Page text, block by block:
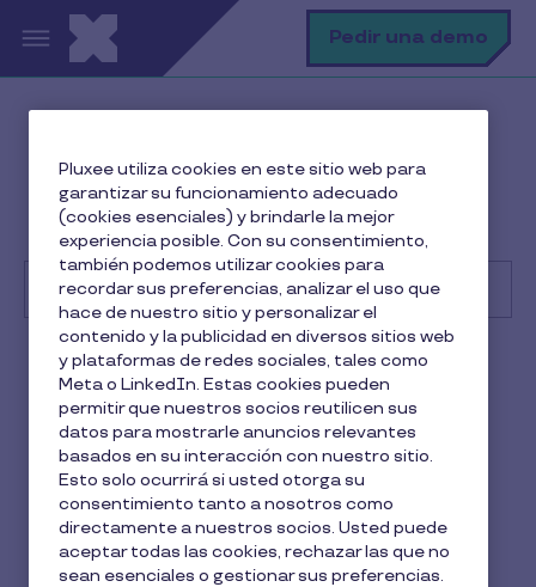
Pasar al contenido principal Pedir una demo
Uso de tarjeta y beneficios
¿Cuál es el importe máximo de tarjeta para
restaurante en España?
Buscar
Beneficiario
¿Cuál es el importe máximo
de tarjeta para restaurante
en España?
1 min de lectura 4 Noviembre 2025
Pluxee utiliza cookies en este sitio web para
garantizar su funcionamiento adecuado
(cookies esenciales) y brindarle la mejor
experiencia posible. Con su consentimiento,
también podemos utilizar cookies para
recordar sus preferencias, analizar el uso que
hace de nuestro sitio y personalizar el
contenido y la publicidad en diversos sitios web
y plataformas de redes sociales, tales como
Meta o LinkedIn. Estas cookies pueden
permitir que nuestros socios reutilicen sus
datos para mostrarle anuncios relevantes
basados en su interacción con nuestro sitio.
Esto solo ocurrirá si usted otorga su
consentimiento tanto a nosotros como
directamente a nuestros socios. Usted puede
aceptar todas las cookies, rechazar las que no
sean esenciales o gestionar sus preferencias.